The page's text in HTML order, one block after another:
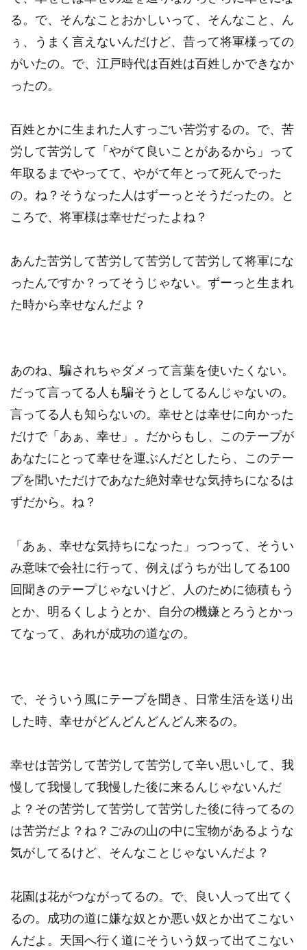
る。で、そんなことおかしいって、そんなこと、ん
ぅ、うまく言えないんだけど、昔って将軍様っての
がいたの。で、江戸時代は百姓は百姓しかできなか
ったの。
百姓とかに生まれた人すっごい苦労するの。で、苦
労して苦労して「やがて良いことがあるから」って
年取るまでやってて、やがて年とって死んでった
の。ね？そうなった人はずーっとそうだったの。と
ころで、将軍様は幸せだったよね？
あんた苦労して苦労して苦労して苦労して将軍にな
ったんですか？ってそうじゃない。ずーっと生まれ
た時から幸せなんだよ？
あのね、騙されちゃダメって言葉を使いたくない。
だって言ってる人も騙そうとしてるんじゃないの。
言ってる人も知らないの。幸せとは幸せに向かった
だけで「あぁ、幸せ」。だからもし、このテープが
あなたにとって幸せを運ぶんだとしたら、このテー
プを聞いただけであなた絶対幸せな気持ちになるは
ずだから。ね？
「あぁ、幸せな気持ちになった」っつって、そうい
み意味で会社に行って、例えばうちが出してる100
回聞きのテープじゃないけど、人のために徳積もう
とか、明るくしようとか、自分の機嫌とろうとかっ
てなって、あれが成功の道なの。
で、そういう風にテープを聞き、日常生活を送り出
した時、幸せがどんどんどんどん来るの。
幸せは苦労して苦労して苦労して辛い思いして、我
慢して我慢して我慢した後に来るんじゃないんだ
よ？その苦労して苦労して苦労した後に待ってるの
は苦労だよ？ね？ごみの山の中に宝物があるような
気がしてるけど、そんなことじゃないんだよ？
花園は花がつながってるの。で、良い人って出てく
るの。成功の道に嫌な奴とか悪い奴とか出てこない
んだよ。天国へ行く道にそういう奴って出てこない